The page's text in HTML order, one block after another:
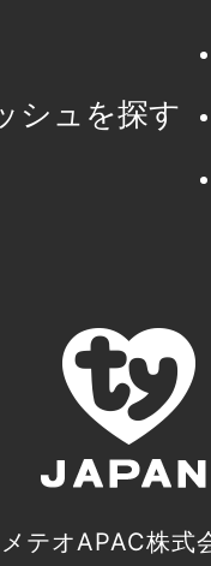
シュを探す
メテオAPAC株式